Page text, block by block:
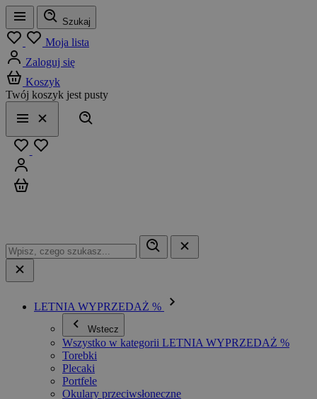
Menu
Szukaj
Moja lista
Zaloguj się
Koszyk
Twój koszyk jest pusty
Menu
Zamknij
LETNIA WYPRZEDAŻ %
Wstecz
Wszystko w kategorii LETNIA WYPRZEDAŻ %
Torebki
Plecaki
Portfele
Okulary przeciwsłoneczne